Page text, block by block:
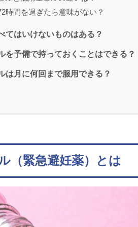
時間を過ぎたら意味がない？
てはいけないものはある？
を予備で持っておくことはできる？
は月に何回まで服用できる？
（緊急避妊薬）とは